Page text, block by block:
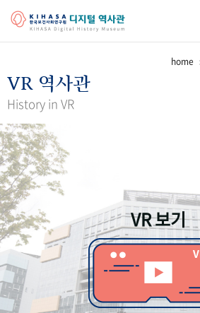
걸어온 길 기관 변천사
연구 역사
정책과 연구
간행물 변천사
기록물 아카이브
사진 아카이브 문서 기록물 행정박물
50 주년 기념
home
VR 역사관
History in VR
VR 보기